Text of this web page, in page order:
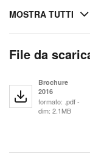
MOSTRA TUTTI
File da
Brochure
2016
formato: .pdf -
dim: 2.1MB